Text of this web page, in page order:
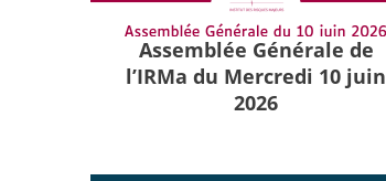
Assemblée Générale de
l’IRMa du Mercredi 10 juin
2026